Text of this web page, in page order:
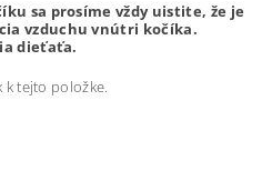
sa prosíme vždy uistite, že je
vzduchu vnútri kočíka.
dieťaťa.
k tejto položke.